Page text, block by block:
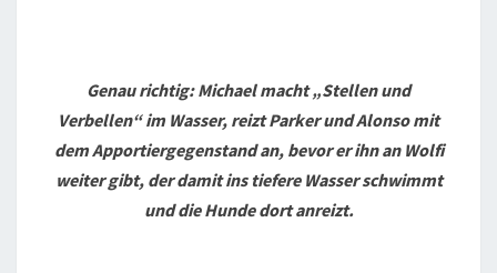
Genau richtig: Michael macht „Stellen und
Verbellen“ im Wasser, reizt Parker und Alonso mit
dem Apportiergegenstand an, bevor er ihn an Wolfi
weiter gibt, der damit ins tiefere Wasser schwimmt
und die Hunde dort anreizt.